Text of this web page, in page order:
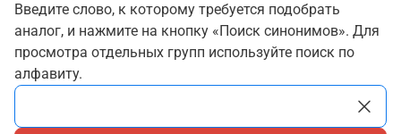
Введите слово, к которому требуется подобрать
аналог, и нажмите на кнопку «Поиск синонимов». Для
просмотра отдельных групп используйте поиск по
алфавиту.